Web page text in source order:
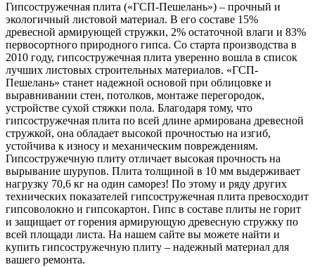
Гипсостружечная плита («ГСП-Пешелань») – прочный и
экологичный листовой материал. В его составе 15%
древесной армирующей стружки, 2% остаточной влаги и 83%
первосортного природного гипса. Со старта производства в
2010 году, гипсостружечная плита уверенно вошла в список
лучших листовых строительных материалов. «ГСП-
Пешелань» станет надежной основой при облицовке и
выравнивании стен, потолков, монтаже перегородок,
устройстве сухой стяжки пола. Благодаря тому, что
гипсостружечная плита по всей длине армирована древесной
стружкой, она обладает высокой прочностью на изгиб,
устойчива к износу и механическим повреждениям.
Гипсостружечную плиту отличает высокая прочность на
вырывание шурупов. Плита толщиной в 10 мм выдерживает
нагрузку 70,6 кг на один саморез! По этому и ряду других
технических показателей гипсостружечная плита превосходит
гипсоволокно и гипсокартон. Гипс в составе плиты не горит
и защищает от горения армирующую древесную стружку по
всей площади листа. На нашем сайте вы можете найти и
купить гипсостружечную плиту – надежный материал для
вашего ремонта.